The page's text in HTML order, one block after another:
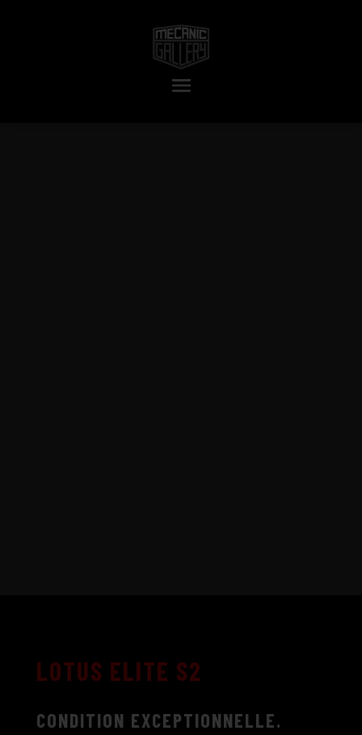
LOTUS ELITE S2
CONDITION EXCEPTIONNELLE.